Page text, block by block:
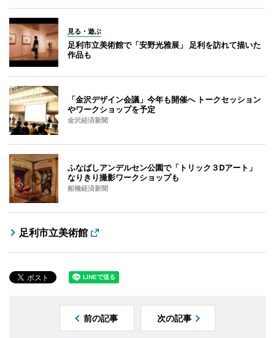
見る・遊ぶ
足利市立美術館で「安野光雅展」 足利を訪れて描いた
作品も
「金沢デザイン会議」今年も開催へ トークセッション
やワークショップを予定
金沢経済新聞
ふなばしアンデルセン公園で「トリック３Dアート」
なりきり撮影ワークショップも
船橋経済新聞
足利市立美術館
前の記事 次の記事